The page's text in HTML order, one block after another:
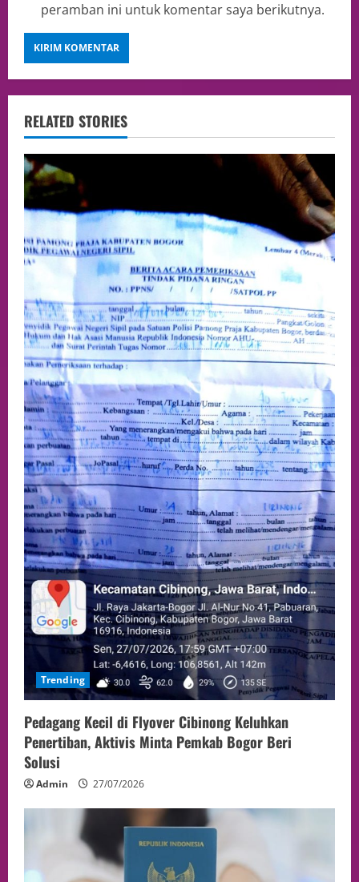
peramban ini untuk komentar saya berikutnya.
RELATED STORIES
Trending
Pedagang Kecil di Flyover Cibinong Keluhkan
Penertiban, Aktivis Minta Pemkab Bogor Beri
Solusi
Admin 27/07/2026